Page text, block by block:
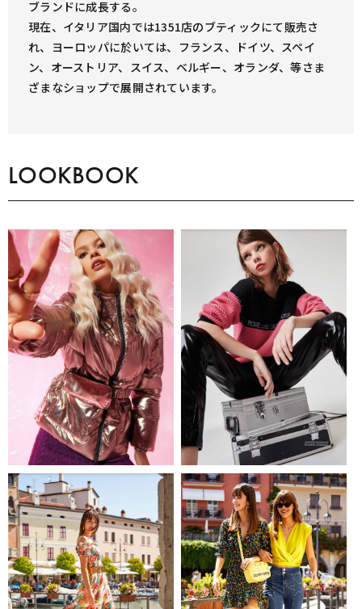
ブランドに成長する。
現在、イタリア国内では1351店のブティックにて販売さ
れ、ヨーロッパに於いては、フランス、ドイツ、スペイ
ン、オーストリア、スイス、ベルギー、オランダ、等さま
ざまなショップで展開されています。